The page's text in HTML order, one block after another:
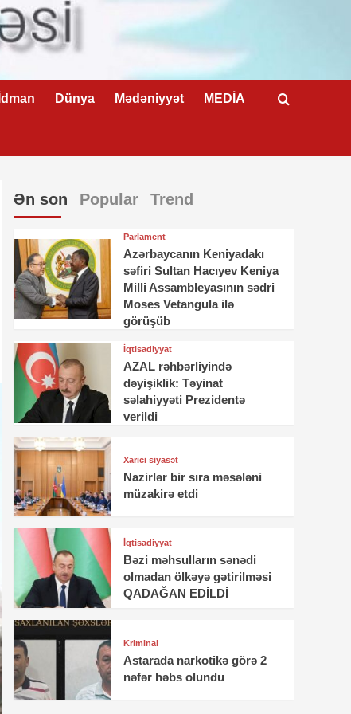
İdman Dünya Mədəniyyət MEDİA
Ən son Popular Trend
Parlament
Azərbaycanın Keniyadakı
səfiri Sultan Hacıyev Keniya
Milli Assambleyasının sədri
Moses Vetangula ilə
görüşüb
İqtisadiyyat
AZAL rəhbərliyində
dəyişiklik: Təyinat
səlahiyyəti Prezidentə
verildi
Xarici siyasət
Nazirlər bir sıra məsələni
müzakirə etdi
İqtisadiyyat
Bəzi məhsulların sənədi
olmadan ölkəyə gətirilməsi
QADAĞAN EDİLDİ
Kriminal
Astarada narkotikə görə 2
nəfər həbs olundu